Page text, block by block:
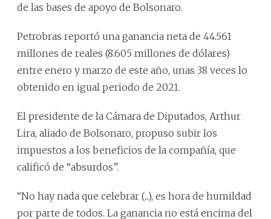
de las bases de apoyo de Bolsonaro.
Petrobras reportó una ganancia neta de 44.561
millones de reales (8.605 millones de dólares)
entre enero y marzo de este año, unas 38 veces lo
obtenido en igual periodo de 2021.
El presidente de la Cámara de Diputados, Arthur
Lira, aliado de Bolsonaro, propuso subir los
impuestos a los beneficios de la compañía, que
calificó de “absurdos”.
“No hay nada que celebrar (...), es hora de humildad
por parte de todos. La ganancia no está encima del